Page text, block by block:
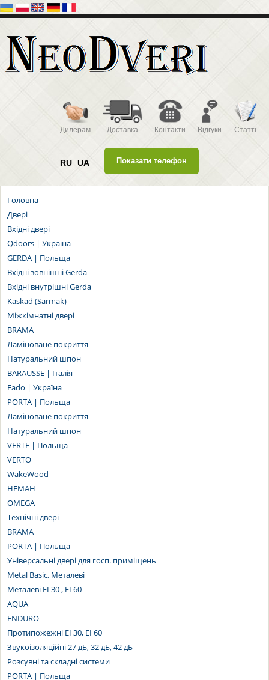
Дилерам Доставка Контакти Відгуки Статті
RU UA Показати телефон
Головна
Двері
Вхідні двері
Qdoors | Україна
GERDA | Польща
Вхідні зовнішні Gerda
Вхідні внутрішні Gerda
Kaskad (Sarmak)
Міжкімнатні двері
BRAMA
Ламіноване покриття
Натуральний шпон
BARAUSSE | Італія
Fado | Україна
PORTA | Польща
Ламіноване покриття
Натуральний шпон
VERTE | Польща
VERTO
WakeWood
НЕМАН
OMEGA
Технічні двері
BRAMA
PORTA | Польща
Універсальні двері для госп. приміщень
Metal Basic, Металеві
Металеві EI 30 , EI 60
AQUA
ENDURO
Протипожежні EI 30, EI 60
Звукоізоляційні 27 дБ, 32 дБ, 42 дБ
Розсувні та складні системи
PORTA | Польща